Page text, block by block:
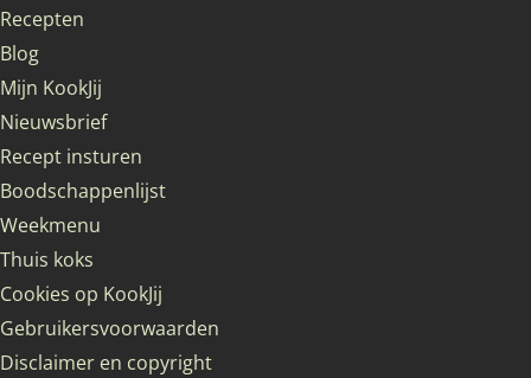
Recepten
Blog
Mijn KookJij
Nieuwsbrief
Recept insturen
Boodschappenlijst
Weekmenu
Thuis koks
Cookies op KookJij
Gebruikersvoorwaarden
Disclaimer en copyright